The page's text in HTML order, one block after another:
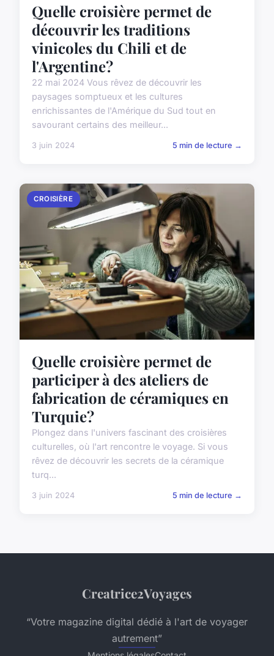
Quelle croisière permet de
découvrir les traditions
vinicoles du Chili et de
l'Argentine?
22 mai 2024 Vous rêvez de découvrir les
paysages somptueux et les cultures
enrichissantes de l'Amérique du Sud tout en
savourant certains des meilleur...
3 juin 2024 5 min de lecture →
CROISIÈRE
Quelle croisière permet de
participer à des ateliers de
fabrication de céramiques en
Turquie?
Plongez dans l'univers fascinant des croisières
culturelles, où l'art rencontre le voyage. Si vous
rêvez de découvrir les secrets de la céramique
turq...
3 juin 2024 5 min de lecture →
Creatrice2Voyages
“Votre magazine digital dédié à l'art de voyager
autrement”